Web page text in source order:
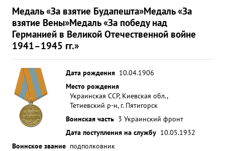
Медаль «За взятие Будапешта»Медаль «За
взятие Вены»Медаль «За победу над
Германией в Великой Отечественной войне
1941–1945 гг.»
Дата рождения 10.04.1906
Место рождения
Украинская ССР, Киевская обл.,
Тетиевский р-н, г. Пятигорск
Воинская часть 3 Украинский фронт
Дата поступления на службу 10.05.1932
Воинское звание подполковник